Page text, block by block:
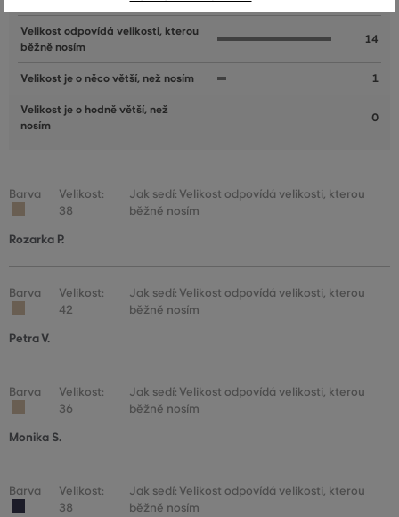
Velikost odpovídá velikosti, kterou
běžně nosím
14
Velikost je o něco větší, než nosím 1
Velikost je o hodně větší, než
nosím
0
Barva
Velikost:
38
Jak sedí: Velikost odpovídá velikosti, kterou
běžně nosím
Rozarka P.
Barva
Velikost:
42
Jak sedí: Velikost odpovídá velikosti, kterou
běžně nosím
Petra V.
Barva
Velikost:
36
Jak sedí: Velikost odpovídá velikosti, kterou
běžně nosím
Monika S.
Barva
Velikost:
38
Jak sedí: Velikost odpovídá velikosti, kterou
běžně nosím